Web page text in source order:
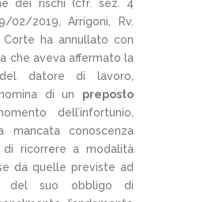
dei rischi (cfr. sez. 4
02/2019, Arrigoni, Rv.
Corte ha annullato con
che aveva affermato la
del datore di lavoro,
di un preposto
dell’infortunio,
mancata conoscenza
di ricorrere a modalità
da quelle previste ad
del suo obbligo di